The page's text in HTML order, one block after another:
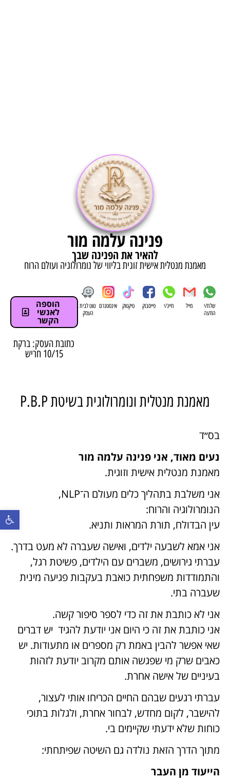
פנינה עלמה מור
להאיר את הפנינה שבך
מאמנת מנטלית אישית זוגית בליווי של נומרולוגיה ועולם הרוח
שלח/י
הודעה
מייל חייג/י פייסבוק טיקטוק אינסטגרם נווט לבית
העסק
הוספה
לאנשי
הקשר
כתובת העסק: ברקת
10/15 חריש
מאמנת מנטלית ונומרולוגית בשיטת P.B.P
בס״ד
נעים מאוד, אני פנינה עלמה מור
מאמנת מנטלית אישית וזוגית.
אני משלבת בתהליך כלים מעולם ה־NLP,
הנומרולוגיה והרוח:
עין הבדולח, תורת המראות ותניא.
אני אמא לשבעה ילדים, ואישה שעברה לא מעט בדרך.
עברתי גירושים, משברים עם הילדים, פשיטת רגל,
והתמודדות משפחתית כואבת בעקבות פגיעה מינית
שעברה בתי.
אני לא כותבת את זה כדי לספר סיפור קשה.
אני כותבת את זה כי היום אני יודעת להגיד יש דברים
שאי אפשר להבין באמת רק מספרים או מתעודות. יש
כאבים שרק מי שפגשה אותם מקרוב יודעת לזהות
בעיניים של אישה אחרת.
עברתי רגעים שבהם החיים הכריחו אותי לעצור,
להישבר, לקום מחדש, לבחור אחרת, ולגלות בתוכי
כוחות שלא ידעתי שקיימים בי.
מתוך הדרך הזאת נולדה גם השיטה שפיתחתי:
הייעוד מן העבר
פתח